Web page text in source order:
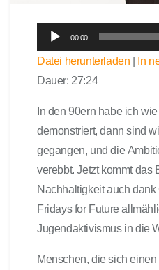
u
d
i
-
P
l
a
y
e
r
00:00
Datei herunterladen | In
Dauer: 27:24
In den 90ern habe ich
demonstriert, dann sind
gegangen, und die
verebbt. Jetzt kommt das
Nachhaltigkeit auch
Fridays for Future
Jugendaktivismus in die
Menschen, die sich